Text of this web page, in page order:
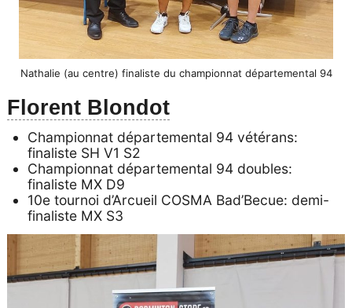
Nathalie (au centre) finaliste du championnat départemental 94
Florent Blondot
Championnat départemental 94 vétérans:
finaliste SH V1 S2
Championnat départemental 94 doubles:
finaliste MX D9
10e tournoi d’Arcueil COSMA Bad’Becue: demi-
finaliste MX S3